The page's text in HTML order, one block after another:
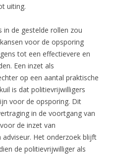
uiting.
in de gestelde rollen zou
voor de opsporing
tot een effectievere en
Een inzet als
op een aantal praktische
is dat politievrijwilligers
voor de opsporing. Dit
in de voortgang van
de inzet van
Het onderzoek blijft
de politievrijwilliger als